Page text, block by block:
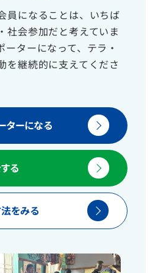
員になることは、いちば
社会参加だと考えていま
ーターになって、テラ・
を継続的に支えてくださ
ターになる
る
をみる